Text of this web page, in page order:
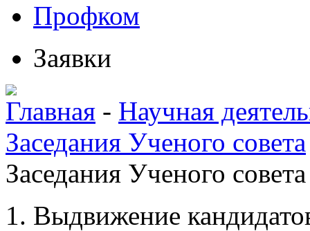
Профком
Заявки
Главная - Научная
Заседания Ученого совета
Заседания Ученого
Выдвижение